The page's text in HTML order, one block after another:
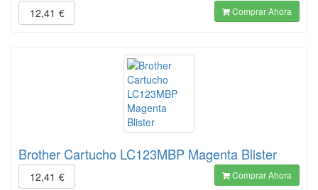
12,41 € Comprar Ahora
Brother Cartucho LC123MBP Magenta Blister
12,41 € Comprar Ahora